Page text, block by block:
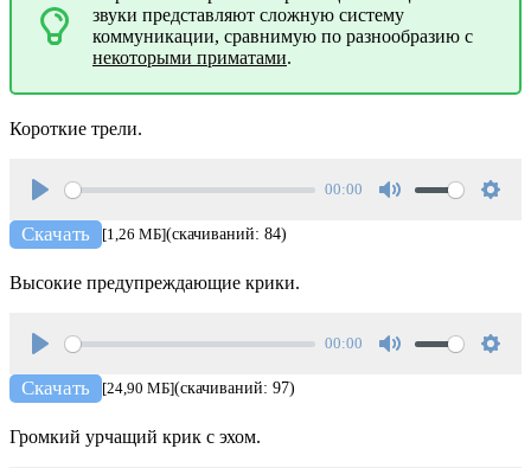
звуки представляют сложную систему
коммуникации, сравнимую по разнообразию с
некоторыми приматами.
Короткие трели.
Play
00:00
Скачать [1,26 МБ](скачиваний: 84)
Высокие предупреждающие крики.
Play
00:00
Скачать [24,90 МБ](скачиваний: 97)
Громкий урчащий крик с эхом.